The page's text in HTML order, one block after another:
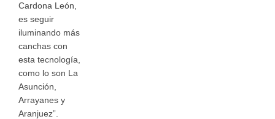
Cardona León,
es seguir
iluminando más
canchas con
esta tecnología,
como lo son La
Asunción,
Arrayanes y
Aranjuez”.